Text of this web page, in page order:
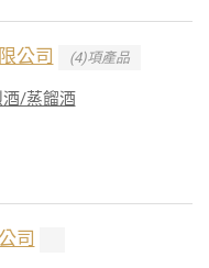
公司 (4)項產品
/蒸餾酒
司